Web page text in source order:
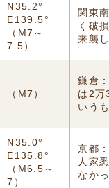
N35.2°
E139.5°
（M7～
7.5）
関東
く破
来襲
（M7）
鎌倉
は2万
いう
N35.0°
E135.8°
（M6.5～
7）
京都
人家
なか